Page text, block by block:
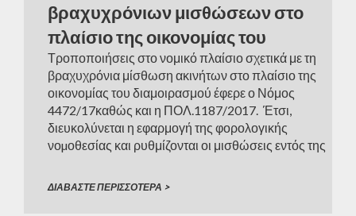
βραχυχρόνιων μισθώσεων στο
πλαίσιο της οικονομίας του
διαμοιρασμού(τύπου Airbnb)
Τροποποιήσεις στο νομικό πλαίσιο σχετικά με τη
βραχυχρόνια μίσθωση ακινήτων στο πλαίσιο της
οικονομίας του διαμοιρασμού έφερε ο Νόμος
4472/17καθώς και η ΠΟΛ.1187/2017. Έτσι,
διευκολύνεται η εφαρμογή της φορολογικής
νοµοθεσίας και ρυθμίζονται οι μισθώσεις εντός της
στην χώρα έως σήµερα. Ως προς την φορολογία, το
ΔΙΑΒΑΣΤΕ ΠΕΡΙΣΣΟΤΕΡΑ >